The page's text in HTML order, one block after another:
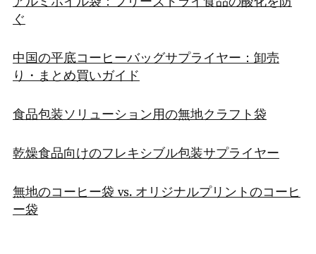
ぐ
中国の平底コーヒーバッグサプライヤー：卸売
り・まとめ買いガイド
食品包装ソリューション用の無地クラフト袋
乾燥食品向けのフレキシブル包装サプライヤー
無地のコーヒー袋 vs. オリジナルプリントのコーヒ
ー袋